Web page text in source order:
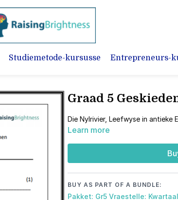
Studiemetode-kursusse Entrepreneurs-
Graad 5
Die Nylrivier, Leefwyse in antieke
Learn more
BUY AS PART OF A BUNDLE: